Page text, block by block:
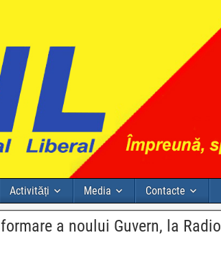
Activități Media Contacte
a noului Guvern, la Radio